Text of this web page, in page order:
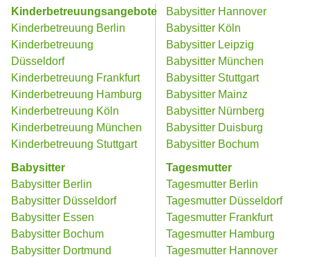
Kinderbetreuungsangebote
Kinderbetreuung Berlin
Kinderbetreuung
Düsseldorf
Kinderbetreuung Frankfurt
Kinderbetreuung Hamburg
Kinderbetreuung Köln
Kinderbetreuung München
Kinderbetreuung Stuttgart
Babysitter
Babysitter Berlin
Babysitter Düsseldorf
Babysitter Essen
Babysitter Bochum
Babysitter Dortmund
Babysitter Hannover
Babysitter Köln
Babysitter Leipzig
Babysitter München
Babysitter Stuttgart
Babysitter Mainz
Babysitter Nürnberg
Babysitter Duisburg
Babysitter Bochum
Tagesmutter
Tagesmutter Berlin
Tagesmutter Düsseldorf
Tagesmutter Frankfurt
Tagesmutter Hamburg
Tagesmutter Hannover